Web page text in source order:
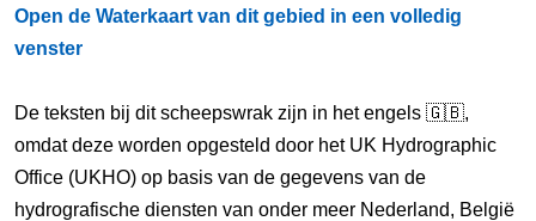
Open de Waterkaart van dit gebied in een volledig
venster
De teksten bij dit scheepswrak zijn in het engels 🇬🇧,
omdat deze worden opgesteld door het UK Hydrographic
Office (UKHO) op basis van de gegevens van de
hydrografische diensten van onder meer Nederland, België